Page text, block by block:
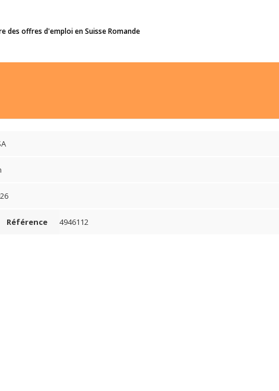
des offres d'emploi en Suisse Romande
Référence 4946112